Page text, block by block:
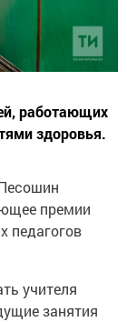
работающих
здоровья.
премии
педагогов
учителя
занятия